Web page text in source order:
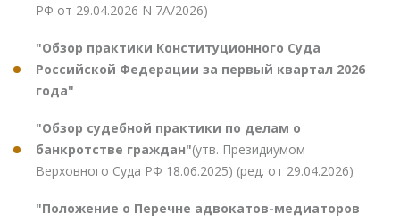
РФ от 29.04.2026 N 7А/2026)
"Обзор практики Конституционного Суда
Российской Федерации за первый квартал 2026
года"
"Обзор судебной практики по делам о
банкротстве граждан"(утв. Президиумом
Верховного Суда РФ 18.06.2025) (ред. от 29.04.2026)
"Положение о Перечне адвокатов-медиаторов